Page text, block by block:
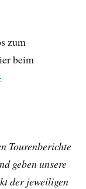
zum
beim
Tourenberichte
geben unsere
der jeweiligen